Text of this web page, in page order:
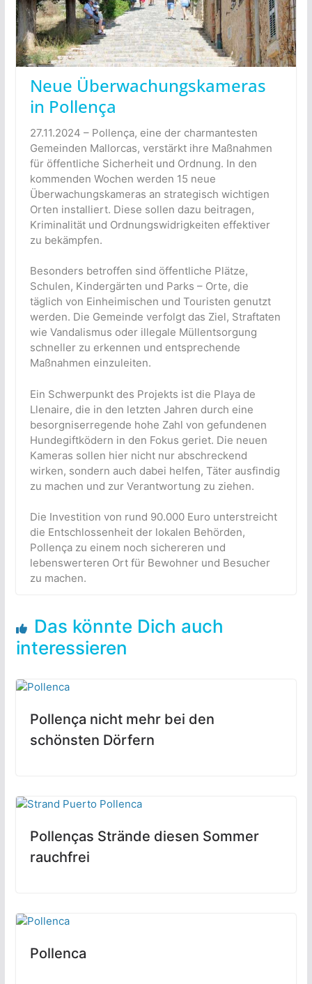
Neue Überwachungskameras
in Pollença
27.11.2024 – Pollença, eine der charmantesten
Gemeinden Mallorcas, verstärkt ihre Maßnahmen
für öffentliche Sicherheit und Ordnung. In den
kommenden Wochen werden 15 neue
Überwachungskameras an strategisch wichtigen
Orten installiert. Diese sollen dazu beitragen,
Kriminalität und Ordnungswidrigkeiten effektiver
zu bekämpfen.
Besonders betroffen sind öffentliche Plätze,
Schulen, Kindergärten und Parks – Orte, die
täglich von Einheimischen und Touristen genutzt
werden. Die Gemeinde verfolgt das Ziel, Straftaten
wie Vandalismus oder illegale Müllentsorgung
schneller zu erkennen und entsprechende
Maßnahmen einzuleiten.
Ein Schwerpunkt des Projekts ist die Playa de
Llenaire, die in den letzten Jahren durch eine
besorgniserregende hohe Zahl von gefundenen
Hundegiftködern in den Fokus geriet. Die neuen
Kameras sollen hier nicht nur abschreckend
wirken, sondern auch dabei helfen, Täter ausfindig
zu machen und zur Verantwortung zu ziehen.
Die Investition von rund 90.000 Euro unterstreicht
die Entschlossenheit der lokalen Behörden,
Pollença zu einem noch sichereren und
lebenswerteren Ort für Bewohner und Besucher
zu machen.
Das könnte Dich auch
interessieren
Pollença nicht mehr bei den
schönsten Dörfern
Pollenças Strände diesen Sommer
rauchfrei
Pollenca